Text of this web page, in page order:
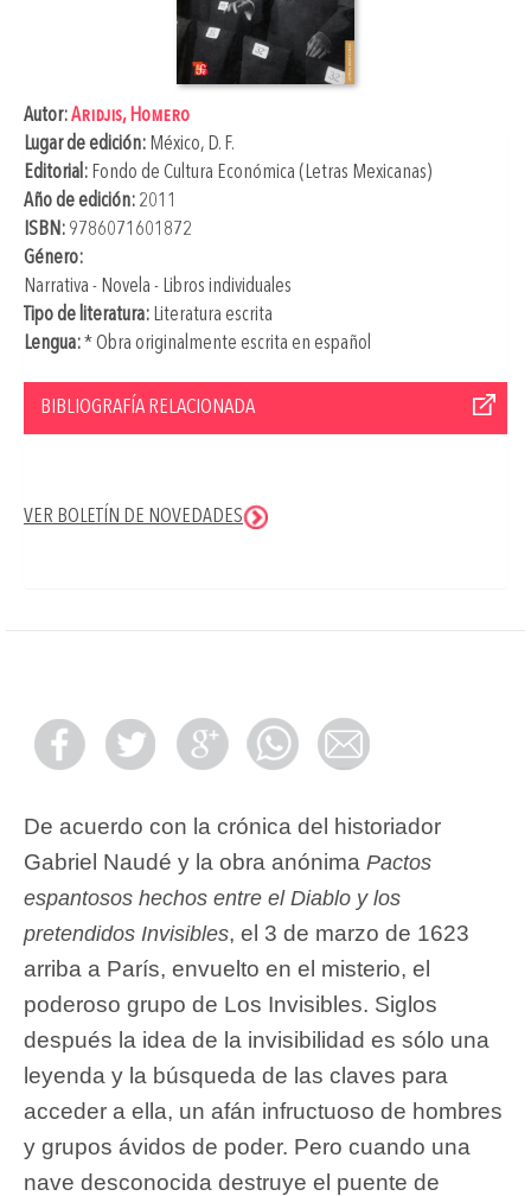
Autor:Aridjis, Homero
Lugar de edición: México, D. F.
Editorial: Fondo de Cultura Económica (Letras Mexicanas)
Año de edición: 2011
ISBN: 9786071601872
Género:
Narrativa - Novela - Libros individuales
Tipo de literatura: Literatura escrita
Lengua:* Obra originalmente escrita en español
BIBLIOGRAFÍA RELACIONADA
VER BOLETÍN DE NOVEDADES
De acuerdo con la crónica del historiador
Gabriel Naudé y la obra anónima Pactos
espantosos hechos entre el Diablo y los
pretendidos Invisibles, el 3 de marzo de 1623
arriba a París, envuelto en el misterio, el
poderoso grupo de Los Invisibles. Siglos
después la idea de la invisibilidad es sólo una
leyenda y la búsqueda de las claves para
acceder a ella, un afán infructuoso de hombres
y grupos ávidos de poder. Pero cuando una
nave desconocida destruye el puente de